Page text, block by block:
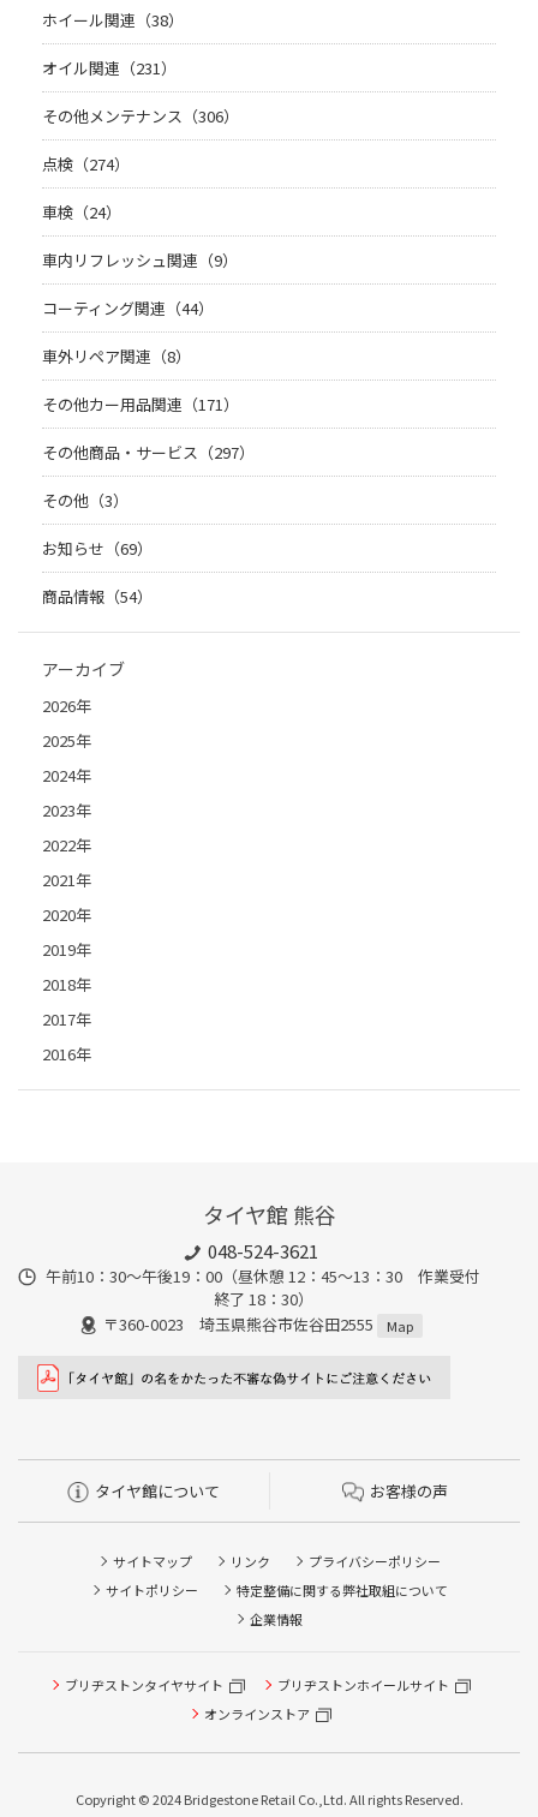
ホイール関連（38）
オイル関連（231）
その他メンテナンス（306）
点検（274）
車検（24）
車内リフレッシュ関連（9）
コーティング関連（44）
車外リペア関連（8）
その他カー用品関連（171）
その他商品・サービス（297）
その他（3）
お知らせ（69）
商品情報（54）
アーカイブ
2026年
2025年
2024年
2023年
2022年
2021年
2020年
2019年
2018年
2017年
2016年
タイヤ館 熊谷
048-524-3621
午前10：30～午後19：00（昼休憩 12：45～13：30 作業受付
終了 18：30）
〒360-0023 埼玉県熊谷市佐谷田2555
Map
タイヤ館について お客様の声
サイトマップ リンク
プライバシーポリシー
サイトポリシー
特定整備に関する弊社取組について
企業情報
ブリヂストンタイヤサイト
ブリヂストンホイールサイト
オンラインストア
Copyright © 2024 Bridgestone Retail Co.,Ltd. All rights Reserved.
タイヤ点検・安全点検/タイヤ履き替え/オイル交換/その他
ピット作業の予約
本日のタイヤ履き替え順番待ち予約 ※クローク契約会員の